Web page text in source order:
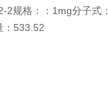
2规格：：1mg分子式：
：533.52